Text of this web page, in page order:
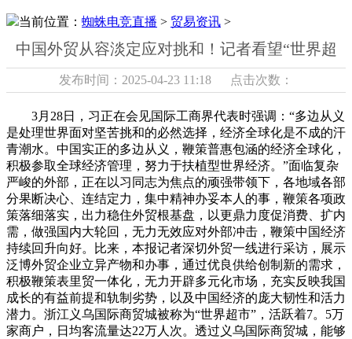
当前位置： 蜘蛛电竞直播 > 贸易资讯 >
中国外贸从容淡定应对挑和！记者看望“世界超
发布时间：2025-04-23 11:18 点击次数：
3月28日，习正在会见国际工商界代表时强调：“多边从义
是处理世界面对坚苦挑和的必然选择，经济全球化是不成的汗
青潮水。中国实正的多边从义，鞭策普惠包涵的经济全球化，
积极参取全球经济管理，努力于扶植型世界经济。”面临复杂
严峻的外部，正在以习同志为焦点的顽强带领下，各地域各部
分果断决心、连结定力，集中精神办妥本人的事，鞭策各项政
策落细落实，出力稳住外贸根基盘，以更鼎力度促消费、扩内
需，做强国内大轮回，无力无效应对外部冲击，鞭策中国经济
持续回升向好。比来，本报记者深切外贸一线进行采访，展示
泛博外贸企业立异产物和办事，通过优良供给创制新的需求，
积极鞭策表里贸一体化，无力开辟多元化市场，充实反映我国
成长的有益前提和轨制劣势，以及中国经济的庞大韧性和活力
潜力。浙江义乌国际商贸城被称为“世界超市”，活跃着7。5万
家商户，日均客流量达22万人次。透过义乌国际商贸城，能够